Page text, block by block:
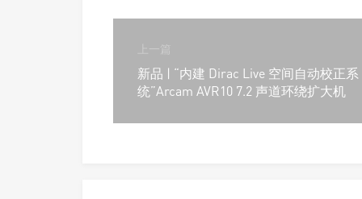
上一篇
新品 | “内建 Dirac Live 空间自动校正系
统”Arcam AVR10 7.2 声道环绕扩大机